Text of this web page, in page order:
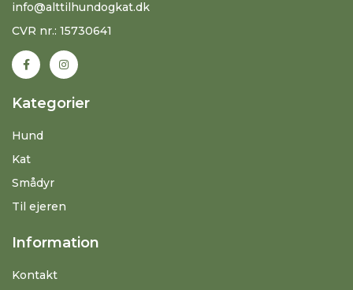
info@alttilhundogkat.dk
CVR nr.: 15730641
Kategorier
Hund
Kat
Smådyr
Til ejeren
Information
Kontakt